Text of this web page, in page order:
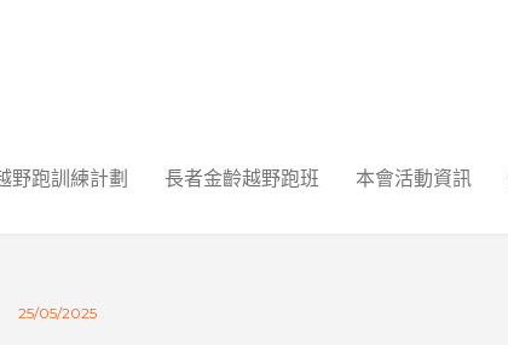
野跑訓練計劃 長者金齡越野跑班 本會活動資訊
25/05/2025